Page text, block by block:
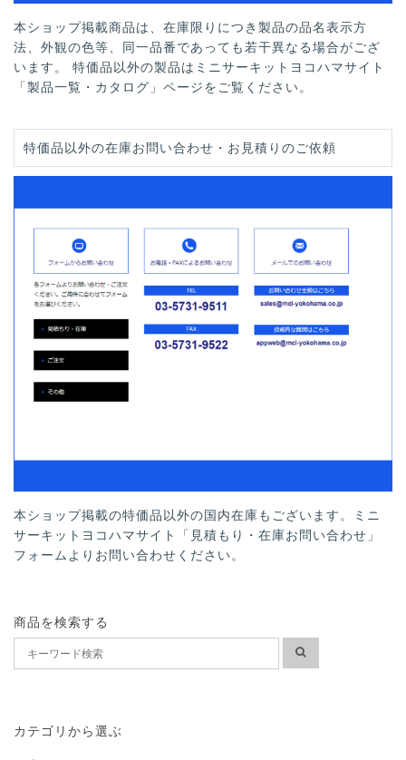
本ショップ掲載商品は、在庫限りにつき製品の品名表示方
法、外観の色等、同一品番であっても若干異なる場合がござ
います。 特価品以外の製品はミニサーキットヨコハマサイト
「製品一覧・カタログ」ページをご覧ください。
特価品以外の在庫お問い合わせ・お見積りのご依頼
本ショップ掲載の特価品以外の国内在庫もございます。ミニ
サーキットヨコハマサイト「見積もり・在庫お問い合わせ」
フォームよりお問い合わせください。
商品を検索する
カテゴリから選ぶ